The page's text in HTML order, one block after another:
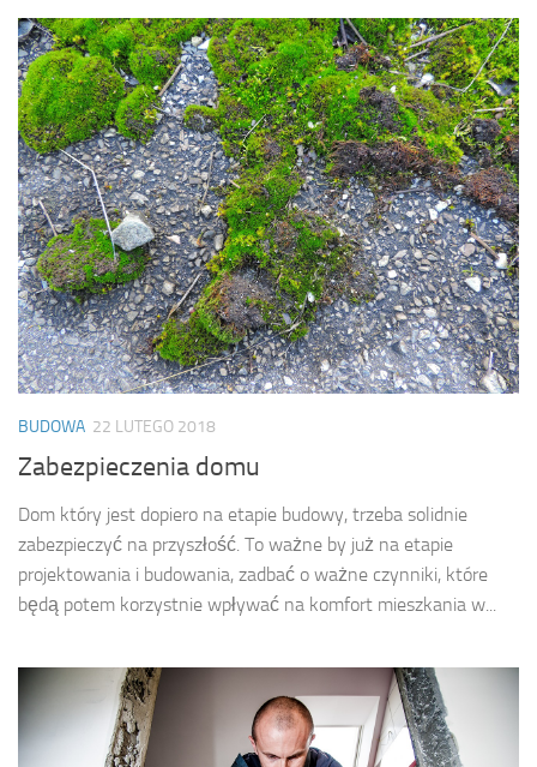
BUDOWA 22 LUTEGO 2018
Zabezpieczenia domu
Dom który jest dopiero na etapie budowy, trzeba solidnie
zabezpieczyć na przyszłość. To ważne by już na etapie
projektowania i budowania, zadbać o ważne czynniki, które
będą potem korzystnie wpływać na komfort mieszkania w...